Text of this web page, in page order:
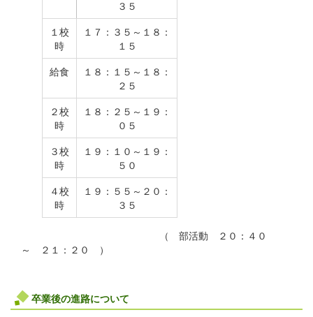
３５
１校
時
１７：３５～１８：
１５
給食
１８：１５～１８：
２５
２校
時
１８：２５～１９：
０５
３校
時
１９：１０～１９：
５０
４校
時
１９：５５～２０：
３５
（ 部活動 ２０：４０
～ ２１：２０ ）
卒業後の進路について